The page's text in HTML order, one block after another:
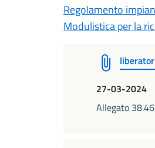
Regolamento
Modulistica per la
27-03-2024
Allegato